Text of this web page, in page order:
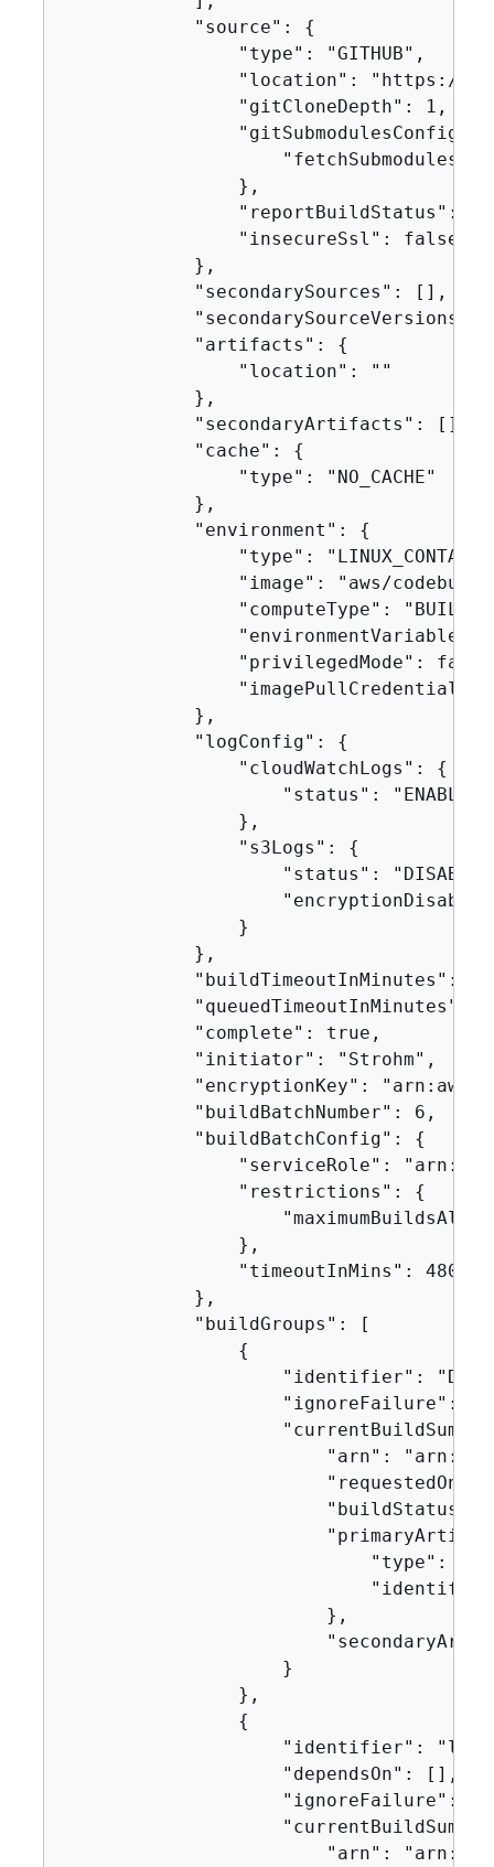
            "source":
{
                "type": "GITHUB",
"location": "https://
                "gitCloneDepth": 1,
                "gitSubmodulesConfig":
"fetchSubmodules":
                },
"reportBuildStatus":
                "insecureSsl": false
            },
            "secondarySources": [],
"secondarySourceVersions":
            "artifacts":
{
                "location": ""
            },
            "secondaryArtifacts": [],
            "cache":
{
                "type": "NO_CACHE"
            },
            "environment":
{
"type":
"image": "aws/
"computeType":
"privilegedMode":
            },
            "logConfig":
{
                "cloudWatchLogs":
{
                    "status": "ENABLED"
                },
                "s3Logs":
{
"status":
                }
            },
"buildTimeoutInMinutes":
"queuedTimeoutInMinutes":
            "complete": true,
            "initiator": "Strohm",
"encryptionKey":
            "buildBatchNumber": 6,
            "buildBatchConfig":
{
"serviceRole":
                "restrictions":
{
                },
                "timeoutInMins": 480
            },
            "buildGroups": [
{
"identifier":
"ignoreFailure":
"arn":
"requestedOn":
"buildStatus":
"type":
                        },
                    }
                },
{
"identifier":
                    "dependsOn": [],
"ignoreFailure":
"arn":